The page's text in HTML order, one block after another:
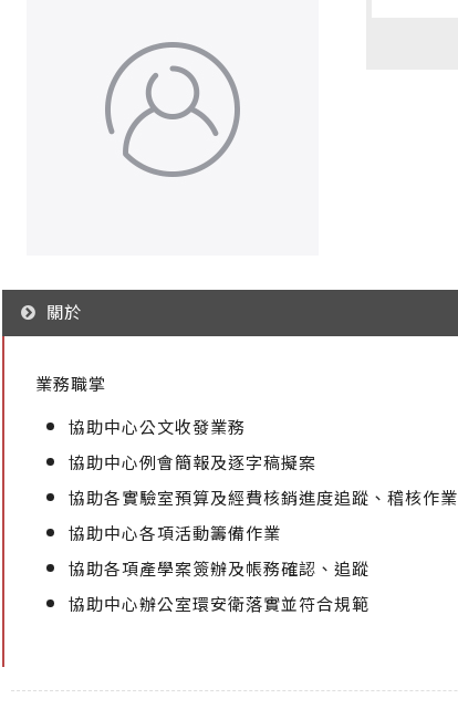
關於
業務職掌
協助中心公文收發業務
協助中心例會簡報及逐字稿擬案
協助各實驗室預算及經費核銷進度追蹤、稽核作業
協助中心各項活動籌備作業
協助各項產學案簽辦及帳務確認、追蹤
協助中心辦公室環安衛落實並符合規範